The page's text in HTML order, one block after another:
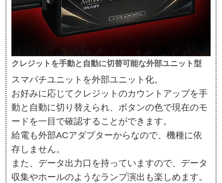
クレジットを手動と自動に切替可能な外部ユニット型
スマパチユニットを外部ユニット化。
お好みに応じてクレジットのカウントアップを手
動と自動に切り替えられ、ボタンの色で現在のモ
ードを一目で確認することができます。
給電も外部ACアダプターからなので、機種に依
存しません。
また、データ出力口を持っていますので、データ
収集やホールのようなランプ演出も楽しめます。